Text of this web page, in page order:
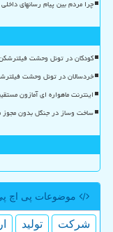
چرا مردم بین پیام رسانهای
کودکان در تونل وحشت
خردسالان در تونل وحشت
اینترنت ماهواره ای آمازون
ساخت وساز در جنگل بدون مجوز
موضوعات پی اچ
شركت تولید